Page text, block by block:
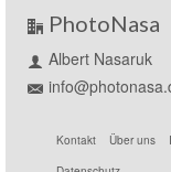
PhotoNasa
Albert Nasaruk
Kontakt Über uns